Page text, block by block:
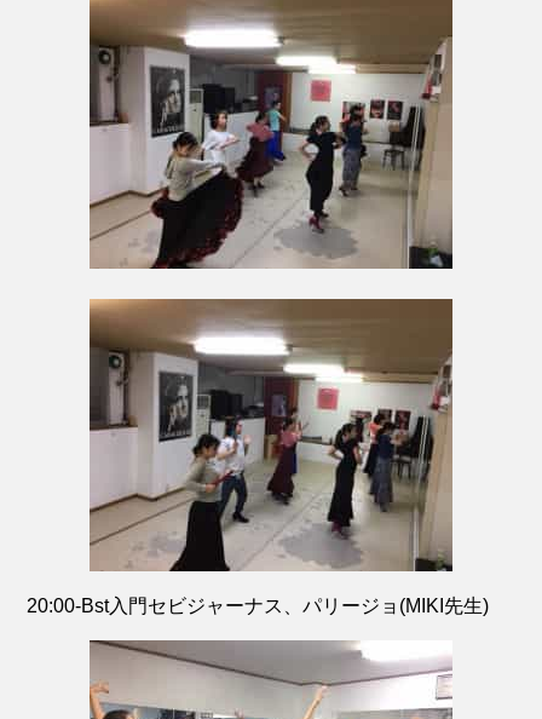
20:00-Bst入門セビジャーナス、パリージョ(MIKI先生)